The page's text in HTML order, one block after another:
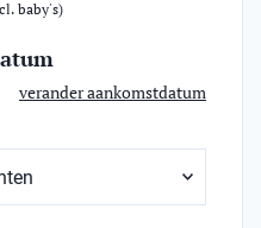
baby's)
verander aankomstdatum